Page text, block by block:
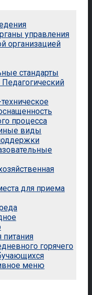
управления
организацией
стандарты
процесса
виды
для приема
питания
горячего
меню